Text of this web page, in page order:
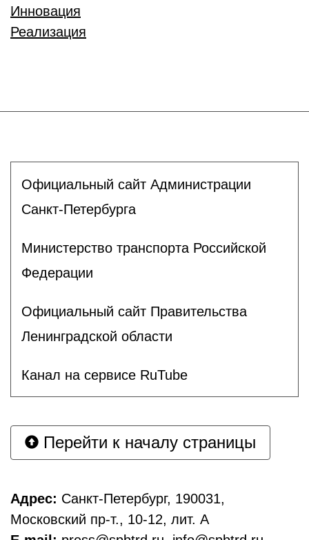
Инновация
Реализация
Официальный сайт Администрации
Санкт-Петербурга
Министерство транспорта Российской
Федерации
Официальный сайт Правительства
Ленинградской области
Канал на сервисе RuTube
Перейти к началу страницы
Адрес: Санкт-Петербург, 190031,
Московский пр-т., 10-12, лит. А